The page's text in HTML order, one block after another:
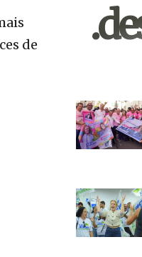
de